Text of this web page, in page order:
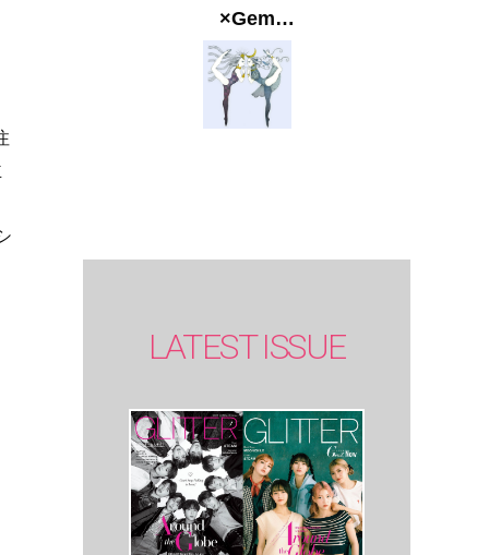
×Gem
Muse
【GLITTER
2023
LATEST ISSUE